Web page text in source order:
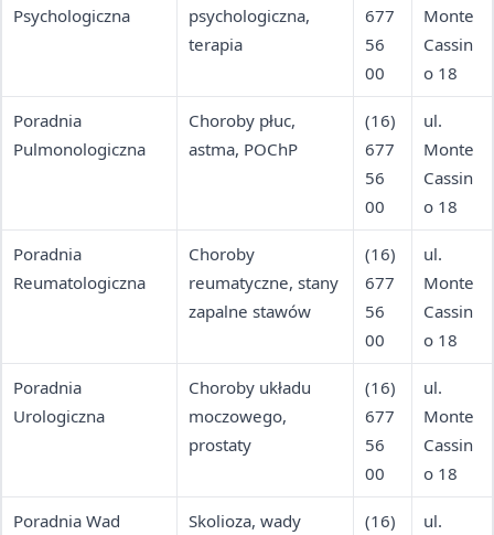
Psychologiczna
psychologiczna,
terapia
677
56
00
Monte
Cassin
o 18
Poradnia
Pulmonologiczna
Choroby płuc,
astma, POChP
(16)
677
56
00
ul.
Monte
Cassin
o 18
Poradnia
Reumatologiczna
Choroby
reumatyczne, stany
zapalne stawów
(16)
677
56
00
ul.
Monte
Cassin
o 18
Poradnia
Urologiczna
Choroby układu
moczowego,
prostaty
(16)
677
56
00
ul.
Monte
Cassin
o 18
Poradnia Wad
Skolioza, wady
(16)
ul.